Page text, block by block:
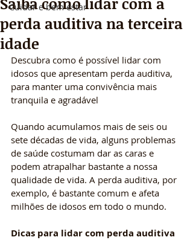
Cuidar e bem estar
perda auditiva na terceira
idade
Descubra como é possível lidar com
idosos que apresentam perda auditiva,
para manter uma convivência mais
tranquila e agradável
Quando acumulamos mais de seis ou
sete décadas de vida, alguns problemas
de saúde costumam dar as caras e
podem atrapalhar bastante a nossa
qualidade de vida. A perda auditiva, por
exemplo, é bastante comum e afeta
milhões de idosos em todo o mundo.
Dicas para lidar com perda auditiva